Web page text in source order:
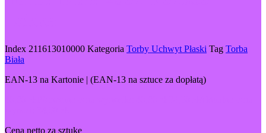
Index 211613010000 Kategoria Torby Uchwyt Płaski Tag Torba
Biała
EAN-13 na Kartonie | (EAN-13 na sztuce za dopłatą)
Cena netto za sztukę